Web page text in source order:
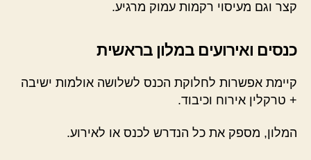
קצר וגם מעיסוי רקמות עמוק מרגיע.
כנסים ואירועים במלון בראשית
קיימת אפשרות לחלוקת הכנס לשלושה אולמות ישיבה
+ טרקלין אירוח וכיבוד.
המלון, מספק את כל הנדרש לכנס או לאירוע.